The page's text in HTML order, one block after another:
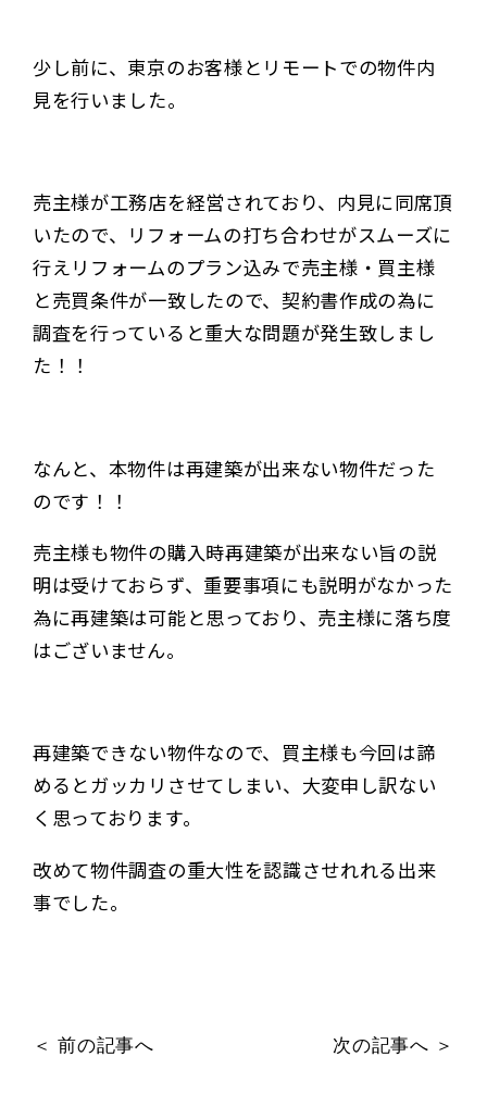
少し前に、東京のお客様とリモートでの物件内
見を行いました。
売主様が工務店を経営されており、内見に同席頂
いたので、リフォームの打ち合わせがスムーズに
行えリフォームのプラン込みで売主様・買主様
と売買条件が一致したので、契約書作成の為に
調査を行っていると重大な問題が発生致しまし
た！！
なんと、本物件は再建築が出来ない物件だった
のです！！
売主様も物件の購入時再建築が出来ない旨の説
明は受けておらず、重要事項にも説明がなかった
為に再建築は可能と思っており、売主様に落ち度
はございません。
再建築できない物件なので、買主様も今回は諦
めるとガッカリさせてしまい、大変申し訳ない
く思っております。
改めて物件調査の重大性を認識させれれる出来
事でした。
＜ 前の記事へ 次の記事へ ＞